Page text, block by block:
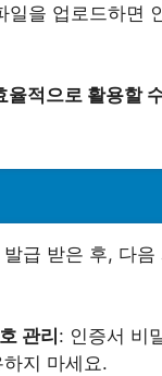
일을 업로드하면
율적으로 활용할
급 받은 후, 다
관리 : 인증서 비
지 마세요.